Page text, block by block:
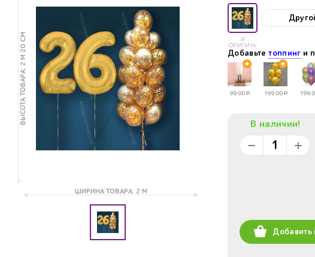
ВЫСОТА ТОВАРА: 2 М 20 СМ
ШИРИНА ТОВАРА: 2 М
В
ОРИГИНАЛЕ
Добавьтетоппинг и
99.00Р 199.00Р
В наличии!
Добавить